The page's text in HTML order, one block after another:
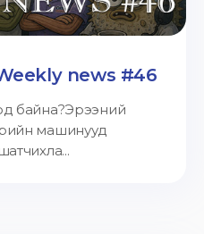
news #46
байна?Эрээний
машинууд